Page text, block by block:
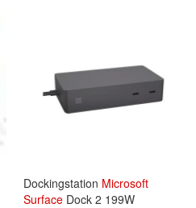
Dockingstation Microsoft
Surface Dock 2 199W